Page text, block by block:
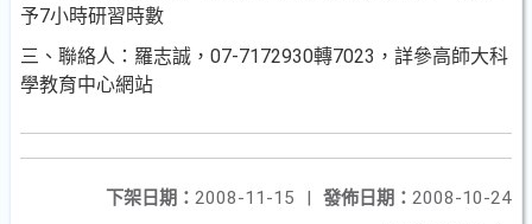
予7小時研習時數
三、聯絡人：羅志誠，07-7172930轉7023，詳參高師大科
學教育中心網站
發佈日期： 2008-10-24
下架日期： 2008-11-15
|